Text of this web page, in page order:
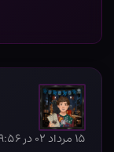
۱۵ مرداد ۰۲ در ۹:۵۶ ق٫ظ